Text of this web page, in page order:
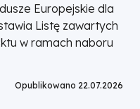
Europejskie dla
Listę zawartych
w ramach naboru
Opublikowano 22.07.2026